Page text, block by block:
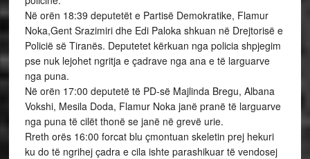
Në orën 18:39 deputetët e Partisë Demokratike, Flamur
Noka,Gent Srazimiri dhe Edi Paloka shkuan në Drejtorisë e
Policië së Tiranës. Deputetet kërkuan nga policia shpjegim
pse nuk lejohet ngritja e çadrave nga ana e të larguarve
nga puna.
Në orën 17:00 deputetë të PD-së Majlinda Bregu, Albana
Vokshi, Mesila Doda, Flamur Noka janë pranë të larguarve
nga puna të cilët thonë se janë në grevë urie.
Rreth orës 16:00 forcat blu çmontuan skeletin prej hekuri
ku do të ngrihej çadra e cila ishte parashikuar të vendosej